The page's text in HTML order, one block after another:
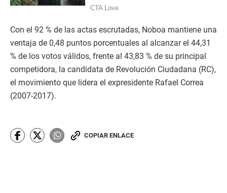
Con el 92 % de las actas escrutadas, Noboa mantiene una
ventaja de 0,48 puntos porcentuales al alcanzar el 44,31
% de los votos válidos, frente al 43,83 % de su principal
competidora, la candidata de Revolución Ciudadana (RC),
el movimiento que lidera el expresidente Rafael Correa
(2007-2017).
COPIAR ENLACE